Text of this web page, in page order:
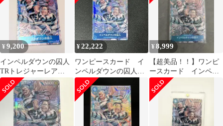
¥9,200
インペルダウンの囚人
TRトレジャーレア
OP16-042
¥22,222
ワンピースカード イ
ンペルダウンの囚人
TR
¥8,999
【超美品！！】ワンピ
ースカード インペル
ダウンの囚人 TR パラ
レル 決戦の刻